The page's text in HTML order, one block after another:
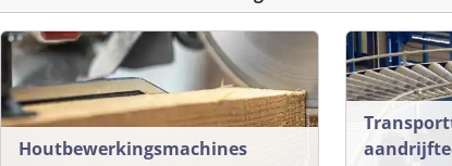
Houtbewerkingsmachines